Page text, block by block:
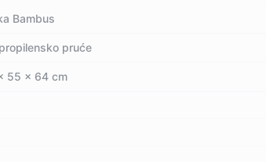
Bambus
pruće
55 x 64 cm